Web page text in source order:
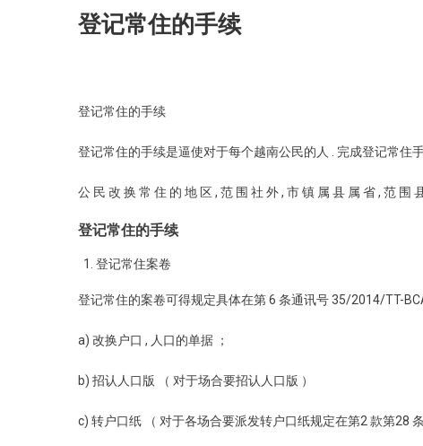
登记常住的手续
登记常住的手续
登记常住的手续是逼使对于每个越南公民的人 . 完成登记常住
公 民 改 换 常 住 的 地 区 , 范 围 社 外 , 市 镇 属 县 属 省 , 范 围
登记常住的手续
登记常住案卷
登记常住的案卷可得规定具体在第 6 条通讯号 35/2014/TT-
a) 改换户口 , 人口的单据 ；
b) 招认人口版 （ 对于场合要招认人口版 ）
c) 转户口纸 （ 对于各场合要派发转户口纸规定在第2 款第28